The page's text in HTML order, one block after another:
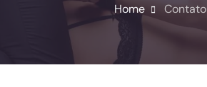
Home Contato